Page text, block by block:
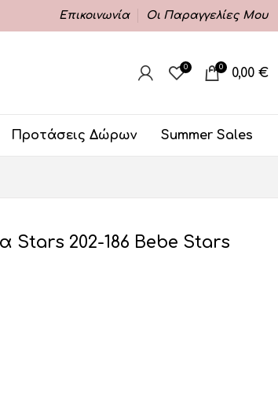
Επικοινωνία Οι Παραγγελίες Μου
0 0 0,00 €
Προτάσεις Δώρων Summer Sales
Stars 202-186 Bebe Stars